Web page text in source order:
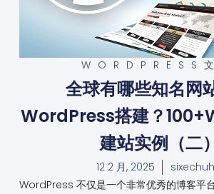
WORDPRESS
全球有哪些知名网
WordPress搭建？
建站实例（二）
12 2 月, 2025
WordPress 不仅是一个非常优秀的博客平